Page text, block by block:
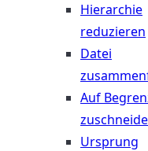
Hierarchie
reduzieren
Datei
Auf
Ursprung